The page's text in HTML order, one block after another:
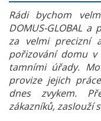
Rádi bychom
DOMUS-GLOBAL
za velmi precizní
pořizování domu
tamními úřady.
provize jejich
dnes zvykem.
zákazníků, zaslouží